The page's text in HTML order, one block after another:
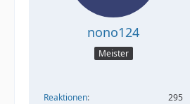
nono124
Meister
Reaktionen
295